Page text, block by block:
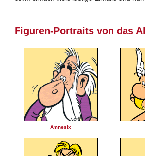
Figuren-Portraits von das
Amnesix